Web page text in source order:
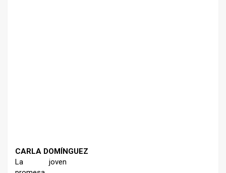
CARLA DOMÍNGUEZ
La joven